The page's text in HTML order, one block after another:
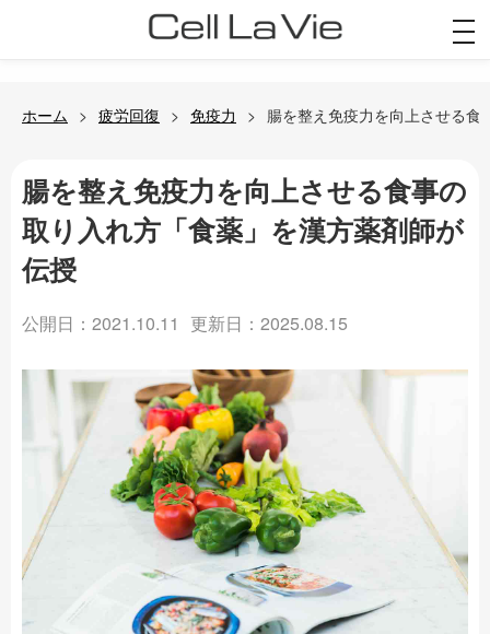
ホーム 疲労回復 免疫力 腸を整え免疫力を向上させる
腸を整え免疫力を向上させる食事の
取り入れ方「食薬」を漢方薬剤師が
伝授
公開日：2021.10.11 更新日：2025.08.15